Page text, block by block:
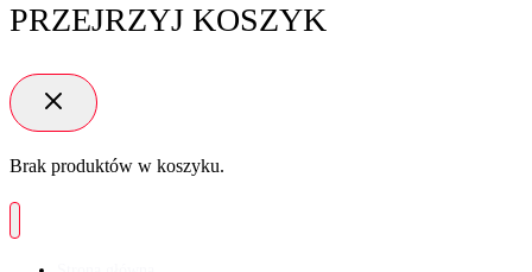
PRZEJRZYJ KOSZYK
Brak produktów w koszyku.